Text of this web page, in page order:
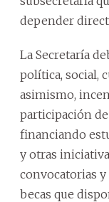
depender
La Secretaría
política, social,
asimismo,
participación
financiando
y otras
convocatorias y
becas que